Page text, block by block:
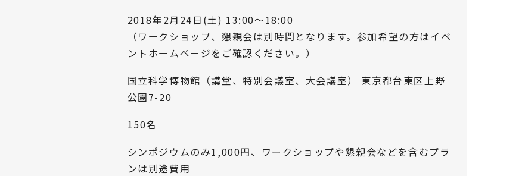
2018年2月24日(土) 13:00～18:00
（ワークショップ、懇親会は別時間となります。参加希望の方はイベ
ントホームページをご確認ください。）
国立科学博物館（講堂、特別会議室、大会議室） 東京都台東区上野
公園7-20
150名
シンポジウムのみ1,000円、ワークショップや懇親会などを含むプラ
ンは別途費用